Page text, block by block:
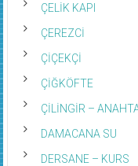
ÇELİK KAPI
ÇEREZCİ
ÇİÇEKÇİ
ÇİĞKÖFTE
ÇİLİNGİR –
DAMACANA SU
DERSANE – KURS